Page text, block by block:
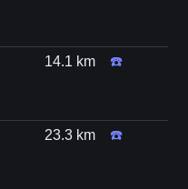
14.1 km ☎️
23.3 km ☎️